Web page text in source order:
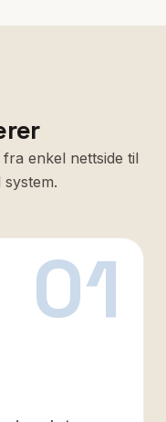
enkel nettside til
01